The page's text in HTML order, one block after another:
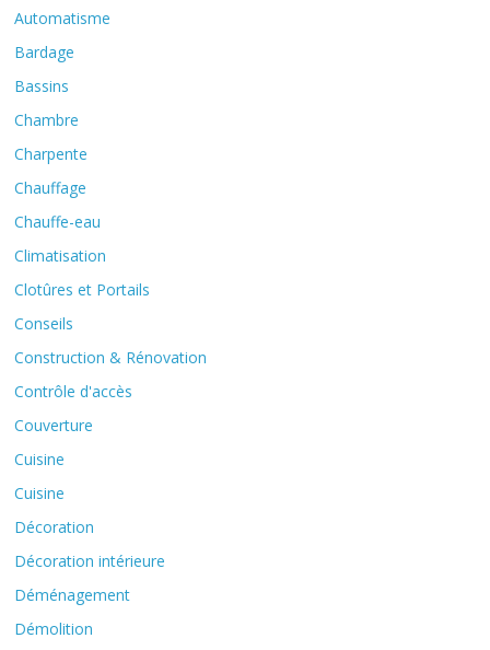
Automatisme
Bardage
Bassins
Chambre
Charpente
Chauffage
Chauffe-eau
Climatisation
Clotûres et Portails
Conseils
Construction & Rénovation
Contrôle d'accès
Couverture
Cuisine
Cuisine
Décoration
Décoration intérieure
Déménagement
Démolition